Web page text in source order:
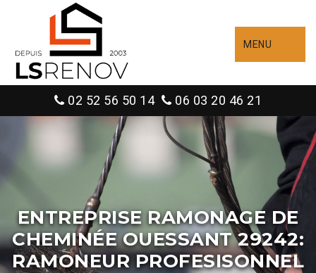
MENU
02 52 56 50 14 06 03 20 46 21
ENTREPRISE RAMONAGE DE
CHEMINÉE OUESSANT 29242:
RAMONEUR PROFESISONNEL